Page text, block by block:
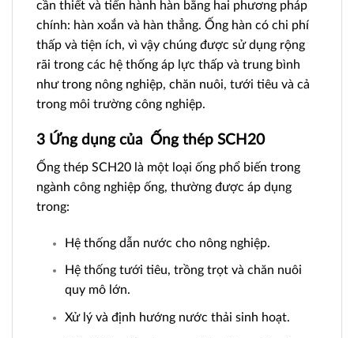
cần thiết và tiến hành hàn bằng hai phương pháp
chính: hàn xoắn và hàn thẳng. Ống hàn có chi phí
thấp và tiện ích, vì vậy chúng được sử dụng rộng
rãi trong các hệ thống áp lực thấp và trung bình
như trong nông nghiệp, chăn nuôi, tưới tiêu và cả
trong môi trường công nghiệp.
3 Ứng dụng của Ống thép SCH20
Ống thép SCH20 là một loại ống phổ biến trong
ngành công nghiệp ống, thường được áp dụng
trong:
Hệ thống dẫn nước cho nông nghiệp.
Hệ thống tưới tiêu, trồng trọt và chăn nuôi
quy mô lớn.
Xử lý và định hướng nước thải sinh hoạt.